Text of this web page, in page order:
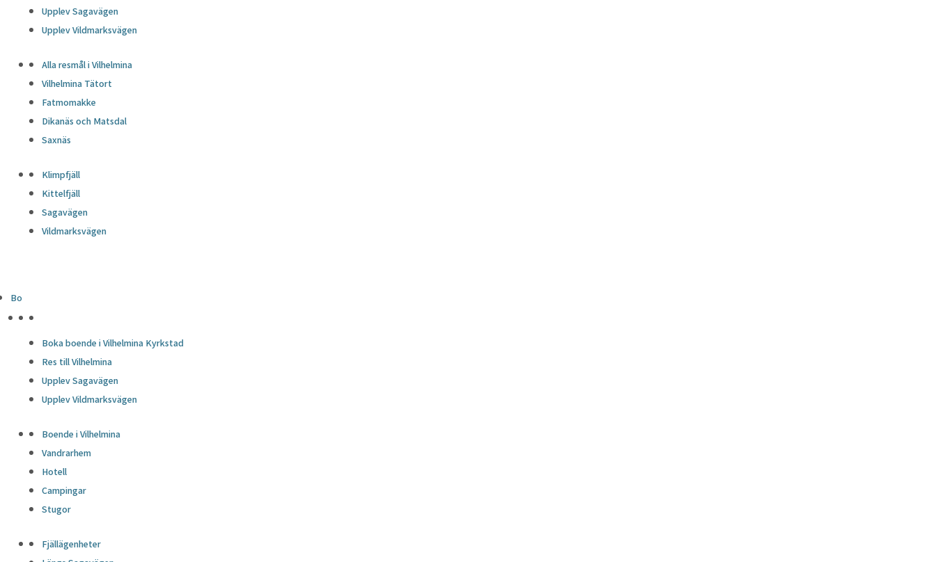
Upplev Sagavägen
Upplev Vildmarksvägen
Alla resmål i Vilhelmina
Vilhelmina Tätort
Fatmomakke
Dikanäs och Matsdal
Saxnäs
Klimpfjäll
Kittelfjäll
Sagavägen
Vildmarksvägen
Bo
Boka boende i Vilhelmina Kyrkstad
Res till Vilhelmina
Upplev Sagavägen
Upplev Vildmarksvägen
Boende i Vilhelmina
Vandrarhem
Hotell
Campingar
Stugor
Fjällägenheter